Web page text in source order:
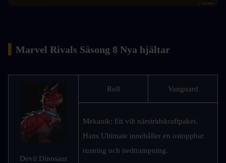
Marvel Rivals Säsong 8 Nya hjältar
Devil Dinosaur
Roll Vanguard
Mekanik: Ett vilt närstridskraftpaket.
Hans Ultimate innehåller en ostoppbar
rusning och nedtrampning.